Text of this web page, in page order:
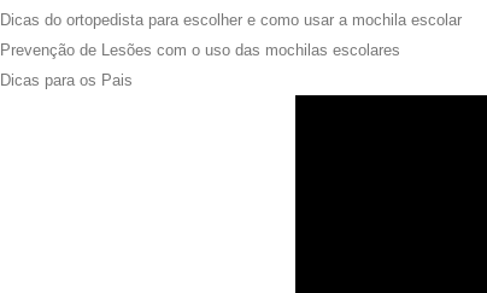
Dicas do ortopedista para escolher e como usar a mochila escolar
Prevenção de Lesões com o uso das mochilas escolares
Dicas para os Pais